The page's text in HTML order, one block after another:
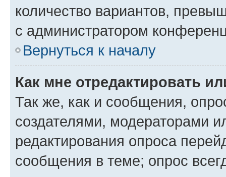
количество вариантов,
с администратором
Вернуться к началу
Как мне отредактировать
Так же, как и сообщения,
создателями, модераторами
редактирования опроса
сообщения в теме; опрос